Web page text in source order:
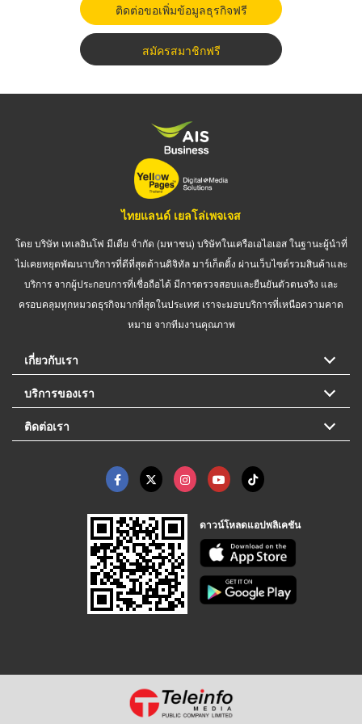
ติดต่อขอเพิ่มข้อมูลธุรกิจฟรี
สมัครสมาชิกฟรี
ไทยแลนด์ เยลโล่เพจเจส
โดย บริษัท เทเลอินโฟ มีเดีย จำกัด (มหาชน) บริษัทในเครือเอไอเอส ในฐานะผู้นำที่
ไม่เคยหยุดพัฒนาบริการที่ดีที่สุดด้านดิจิทัล มาร์เก็ตติ้ง ผ่านเว็บไซต์รวมสินค้าและ
บริการ จากผู้ประกอบการที่เชื่อถือได้ มีการตรวจสอบและยืนยันตัวตนจริง และ
ครอบคลุมทุกหมวดธุรกิจมากที่สุดในประเทศ เราจะมอบบริการที่เหนือความคาด
หมาย จากทีมงานคุณภาพ
เกี่ยวกับเรา
บริการของเรา
ติดต่อเรา
ดาวน์โหลดแอปพลิเคชัน